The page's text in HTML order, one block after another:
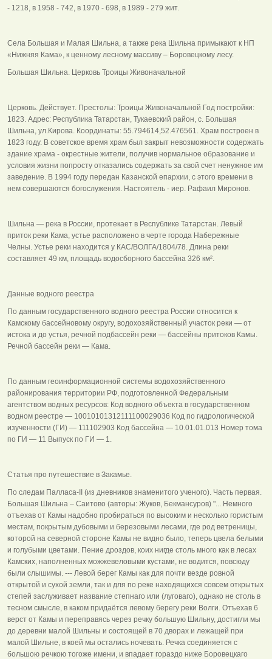
- 1218, в 1958 - 742, в 1970 - 698, в 1989 - 279 жит.
Села Большая и Малая Шильна, а также река Шильна примыкают к НП
«Нижняя Кама», к ценному лесному массиву – Боровецкому лесу.
Большая Шильна. Церковь Троицы Живоначальной
Церковь. Действует. Престолы: Троицы Живоначальной Год постройки:
1823. Адрес: Республика Татарстан, Тукаевский район, с. Большая
Шильна, ул.Кирова. Координаты: 55.794614,52.476561. Храм построен в
1823 году. В советское время храм был закрыт невозможности содержать
здание храма - окрестные жители, получив нормальное образование и
условия жизни попросту отказались содержать за свой счет ненужное им
заведение. В 1994 году передан Казанской епархии, с этого времени в
нем совершаются богослужения. Настоятель - иер. Рафаил Миронов.
Шильна — река в России, протекает в Республике Татарстан. Левый
приток реки Кама, устье расположено в черте города Набережные
Челны. Устье реки находится у КАС/ВОЛГА/1804/78. Длина реки
составляет 49 км, площадь водосборного бассейна 326 км².
Данные водного реестра
По данным государственного водного реестра России относится к
Камскому бассейновому округу, водохозяйственный участок реки — от
истока и до устья, речной подбассейн реки — бассейны притоков Камы.
Речной бассейн реки — Кама.
По данным геоинформационной системы водохозяйственного
районирования территории РФ, подготовленной Федеральным
агентством водных ресурсов: Код водного объекта в государственном
водном реестре — 10010101312111100029036 Код по гидрологической
изученности (ГИ) — 111102903 Код бассейна — 10.01.01.013 Номер тома
по ГИ — 11 Выпуск по ГИ — 1.
Статья про путешествие в Закамье.
По следам Палласа-II (из дневников знаменитого ученого). Часть первая.
Большая Шильна – Саитово (авторы: Жуков, Бекмансуров) "... Немного
отъехав от Камы надобно пробираться по высоким и несколько гористым
местам, покрытым дубовыми и березовыми лесами, где род ветреницы,
которой на северной стороне Камы не видно было, теперь цвела белыми
и голубыми цветами. Пение дроздов, коих нигде столь много как в лесах
Камских, наполненных можжевеловыми кустами, не водится, повсюду
были слышимы. --- Левой берег Камы как для почти везде ровной
открытой и сухой земли, так и для по реке находящихся совсем открытых
степей заслуживает название степнаго или (луговаго), однако не столь в
тесном смысле, в каком придаётся левому берегу реки Волги. Отъехав 6
верст от Камы и переправясь через речку большую Шильну, достигли мы
до деревни малой Шильны и состоящей в 70 дворах и лежащей при
малой Шильне, в коей мы остались ночевать. Речка соединяется с
большою речкою тогоже имени, и впадает гораздо ниже Боровецкаго